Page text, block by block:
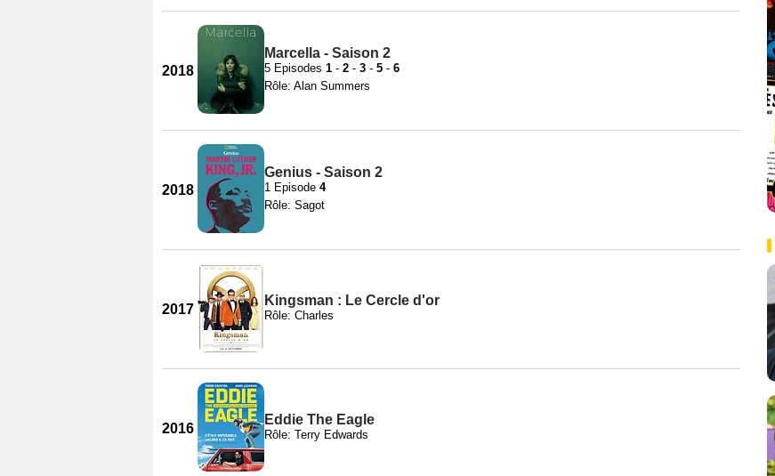
2018
Marcella - Saison 2
5 Episodes 1 - 2 - 3 - 5 - 6
Rôle: Alan Summers
2018
Genius - Saison 2
1 Episode 4
Rôle: Sagot
2017
Kingsman : Le Cercle d'or
Rôle: Charles
2016
Eddie The Eagle
Rôle: Terry Edwards